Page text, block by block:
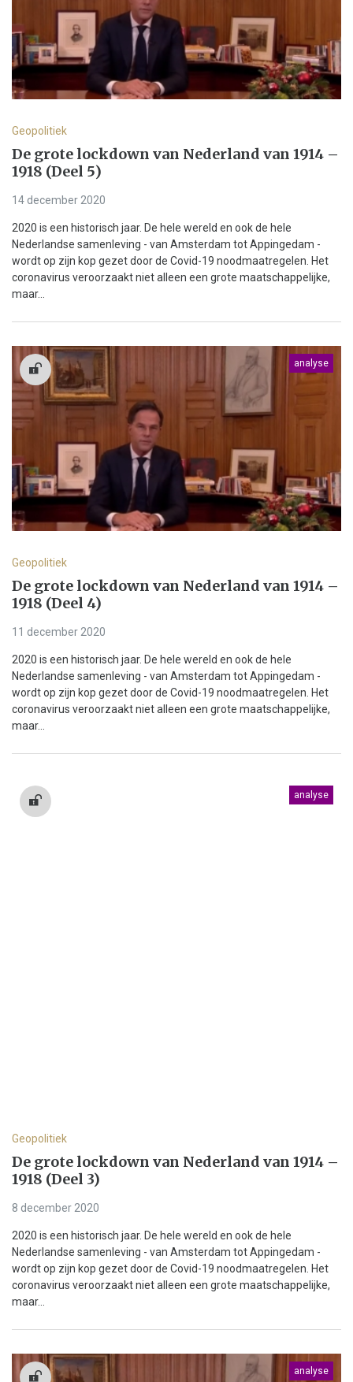
Geopolitiek
De grote lockdown van Nederland van 1914 –
1918 (Deel 5)
14 december 2020
2020 is een historisch jaar. De hele wereld en ook de hele
Nederlandse samenleving - van Amsterdam tot Appingedam -
wordt op zijn kop gezet door de Covid-19 noodmaatregelen. Het
coronavirus veroorzaakt niet alleen een grote maatschappelijke,
maar...
analyse
Geopolitiek
De grote lockdown van Nederland van 1914 –
1918 (Deel 4)
11 december 2020
2020 is een historisch jaar. De hele wereld en ook de hele
Nederlandse samenleving - van Amsterdam tot Appingedam -
wordt op zijn kop gezet door de Covid-19 noodmaatregelen. Het
coronavirus veroorzaakt niet alleen een grote maatschappelijke,
maar...
analyse
Geopolitiek
De grote lockdown van Nederland van 1914 –
1918 (Deel 3)
8 december 2020
2020 is een historisch jaar. De hele wereld en ook de hele
Nederlandse samenleving - van Amsterdam tot Appingedam -
wordt op zijn kop gezet door de Covid-19 noodmaatregelen. Het
coronavirus veroorzaakt niet alleen een grote maatschappelijke,
maar...
analyse